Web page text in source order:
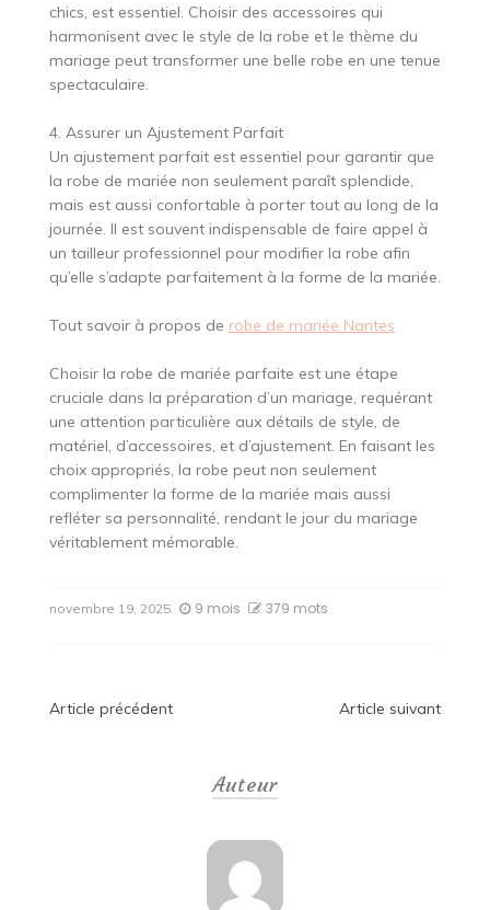
chics, est essentiel. Choisir des accessoires qui
harmonisent avec le style de la robe et le thème du
mariage peut transformer une belle robe en une tenue
spectaculaire.
4. Assurer un Ajustement Parfait
Un ajustement parfait est essentiel pour garantir que
la robe de mariée non seulement paraît splendide,
mais est aussi confortable à porter tout au long de la
journée. Il est souvent indispensable de faire appel à
un tailleur professionnel pour modifier la robe afin
qu’elle s’adapte parfaitement à la forme de la mariée.
Tout savoir à propos de robe de mariée Nantes
Choisir la robe de mariée parfaite est une étape
cruciale dans la préparation d’un mariage, requérant
une attention particulière aux détails de style, de
matériel, d’accessoires, et d’ajustement. En faisant les
choix appropriés, la robe peut non seulement
complimenter la forme de la mariée mais aussi
refléter sa personnalité, rendant le jour du mariage
véritablement mémorable.
novembre 19, 2025 9 mois 379 mots
Navigation
Article précédent Article suivant
Auteur